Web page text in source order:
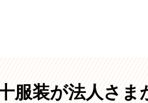
服装が法人さま